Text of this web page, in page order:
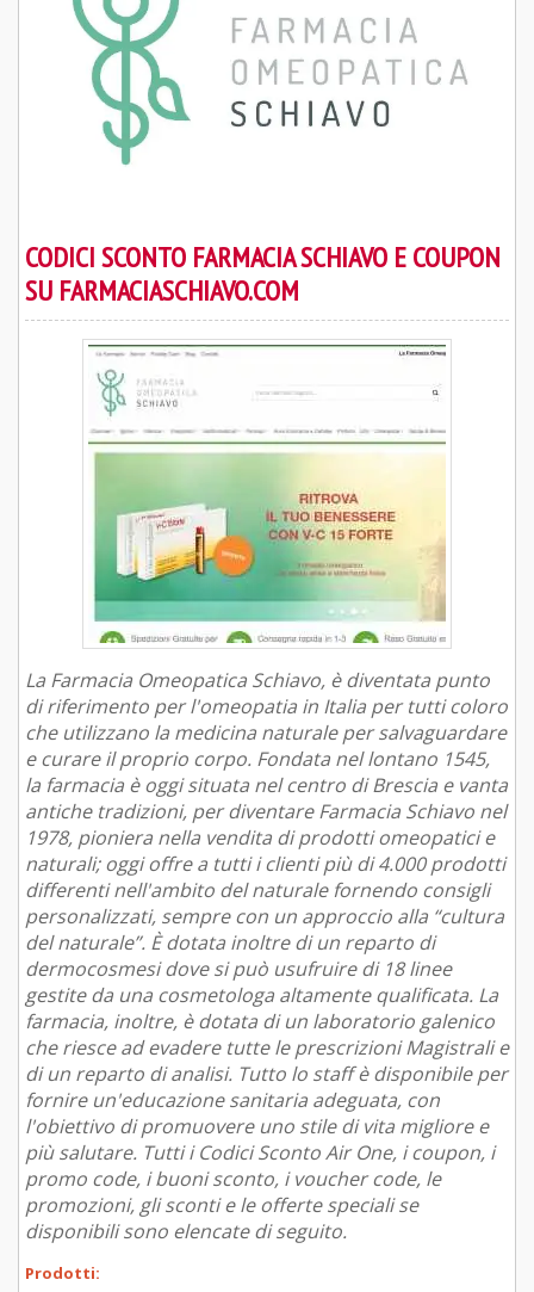
CODICI SCONTO FARMACIA SCHIAVO E COUPON
SU FARMACIASCHIAVO.COM
La Farmacia Omeopatica Schiavo, è diventata punto
di riferimento per l'omeopatia in Italia per tutti coloro
che utilizzano la medicina naturale per salvaguardare
e curare il proprio corpo. Fondata nel lontano 1545,
la farmacia è oggi situata nel centro di Brescia e vanta
antiche tradizioni, per diventare Farmacia Schiavo nel
1978, pioniera nella vendita di prodotti omeopatici e
naturali; oggi offre a tutti i clienti più di 4.000 prodotti
differenti nell'ambito del naturale fornendo consigli
personalizzati, sempre con un approccio alla “cultura
del naturale”. È dotata inoltre di un reparto di
dermocosmesi dove si può usufruire di 18 linee
gestite da una cosmetologa altamente qualificata. La
farmacia, inoltre, è dotata di un laboratorio galenico
che riesce ad evadere tutte le prescrizioni Magistrali e
di un reparto di analisi. Tutto lo staff è disponibile per
fornire un'educazione sanitaria adeguata, con
l'obiettivo di promuovere uno stile di vita migliore e
più salutare. Tutti i Codici Sconto Air One, i coupon, i
promo code, i buoni sconto, i voucher code, le
promozioni, gli sconti e le offerte speciali se
disponibili sono elencate di seguito.
Prodotti: